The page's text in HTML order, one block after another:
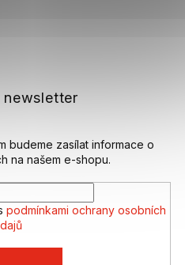
newsletter
budeme zasílat informace o
na našem e-shopu.
podmínkami ochrany osobních